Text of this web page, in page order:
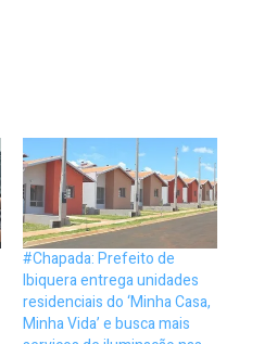
#Chapada: Prefeito de
Ibiquera entrega unidades
residenciais do ‘Minha Casa,
Minha Vida’ e busca mais